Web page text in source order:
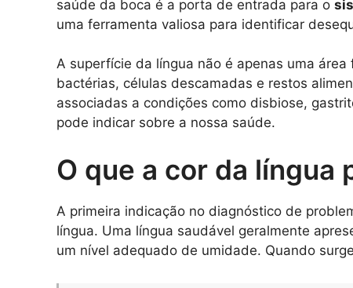
saúde da boca é a porta de entrada para o
uma ferramenta valiosa para identificar
A superfície da língua não é apenas uma
bactérias, células descamadas e restos
associadas a condições como disbiose,
pode indicar sobre a nossa saúde.
O que a cor da língua
A primeira indicação no diagnóstico de
língua. Uma língua saudável geralmente
um nível adequado de umidade. Quando